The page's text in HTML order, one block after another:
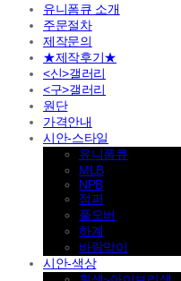
유니폼큐 소개
주문절차
제작문의
★제작후기★
<신>갤러리
<구>갤러리
원단
가격안내
시안-스타일
유니폼큐
MLB
NPB
점퍼
풀오버
하계
바람막이
시안-색상